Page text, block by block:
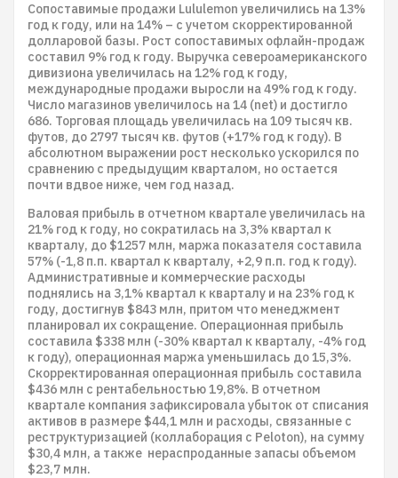
Сопоставимые продажи Lululemon увеличились на 13%
год к году, или на 14% – с учетом скорректированной
долларовой базы. Рост сопоставимых офлайн-продаж
составил 9% год к году. Выручка североамериканского
дивизиона увеличилась на 12% год к году,
международные продажи выросли на 49% год к году.
Число магазинов увеличилось на 14 (net) и достигло
686. Торговая площадь увеличилась на 109 тысяч кв.
футов, до 2797 тысяч кв. футов (+17% год к году). В
абсолютном выражении рост несколько ускорился по
сравнению с предыдущим кварталом, но остается
почти вдвое ниже, чем год назад.
Валовая прибыль в отчетном квартале увеличилась на
21% год к году, но сократилась на 3,3% квартал к
кварталу, до $1257 млн, маржа показателя составила
57% (-1,8 п.п. квартал к кварталу, +2,9 п.п. год к году).
Административные и коммерческие расходы
поднялись на 3,1% квартал к кварталу и на 23% год к
году, достигнув $843 млн, притом что менеджмент
планировал их сокращение. Операционная прибыль
составила $338 млн (-30% квартал к кварталу, -4% год
к году), операционная маржа уменьшилась до 15,3%.
Скорректированная операционная прибыль составила
$436 млн с рентабельностью 19,8%. В отчетном
квартале компания зафиксировала убыток от списания
активов в размере $44,1 млн и расходы, связанные с
реструктуризацией (коллаборация с Peloton), на сумму
$30,4 млн, а также нераспроданные запасы объемом
$23,7 млн.